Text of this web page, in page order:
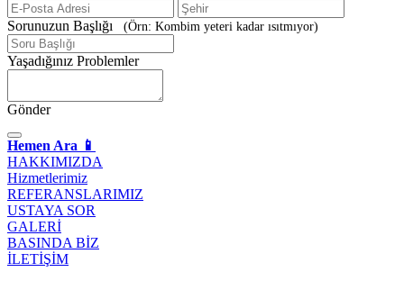
Sorunuzun Başlığı (Örn: Kombim yeteri kadar ısıtmıyor)
Yaşadığınız Problemler
Gönder
Hemen Ara 📱
HAKKIMIZDA
Hizmetlerimiz
REFERANSLARIMIZ
USTAYA SOR
GALERİ
BASINDA BİZ
İLETİŞİM